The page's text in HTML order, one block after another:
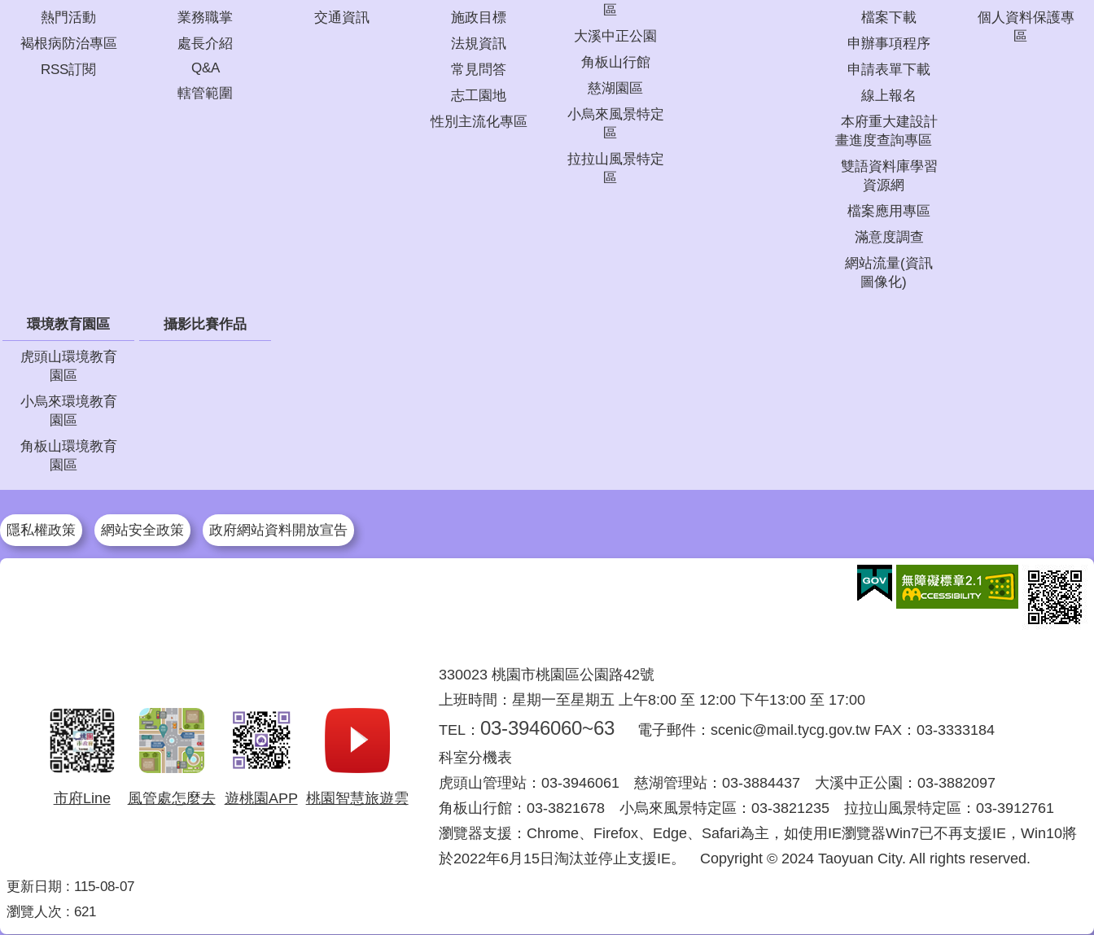
熱門活動
褐根病防治專區
RSS訂閱
業務職掌
處長介紹
Q&A
轄管範圍
交通資訊
施政目標
法規資訊
常見問答
志工園地
性別主流化專區
區
大溪中正公園
角板山行館
慈湖園區
小烏來風景特定
區
拉拉山風景特定
區
檔案下載
申辦事項程序
申請表單下載
線上報名
本府重大建設計
畫進度查詢專區
雙語資料庫學習
資源網
檔案應用專區
滿意度調查
網站流量(資訊
圖像化)
個人資料保護專
區
環境教育園區
虎頭山環境教育
園區
小烏來環境教育
園區
角板山環境教育
園區
攝影比賽作品
隱私權政策 網站安全政策 政府網站資料開放宣告
市府Line 風管處怎麼去 遊桃園APP 桃園智慧旅遊雲
330023 桃園市桃園區公園路42號
上班時間：星期一至星期五 上午8:00 至 12:00 下午13:00 至 17:00
TEL： 03-3946060~63
電子郵件：scenic@mail.tycg.gov.tw FAX：03-3333184
科室分機表
虎頭山管理站：03-3946061 慈湖管理站：03-3884437 大溪中正公園：03-3882097
角板山行館：03-3821678 小烏來風景特定區：03-3821235 拉拉山風景特定區：03-3912761
瀏覽器支援：Chrome、Firefox、Edge、Safari為主，如使用IE瀏覽器Win7已不再支援IE，Win10將
於2022年6月15日淘汰並停止支援IE。 Copyright © 2024 Taoyuan City. All rights reserved.
更新日期
115-08-07
瀏覽人次
621